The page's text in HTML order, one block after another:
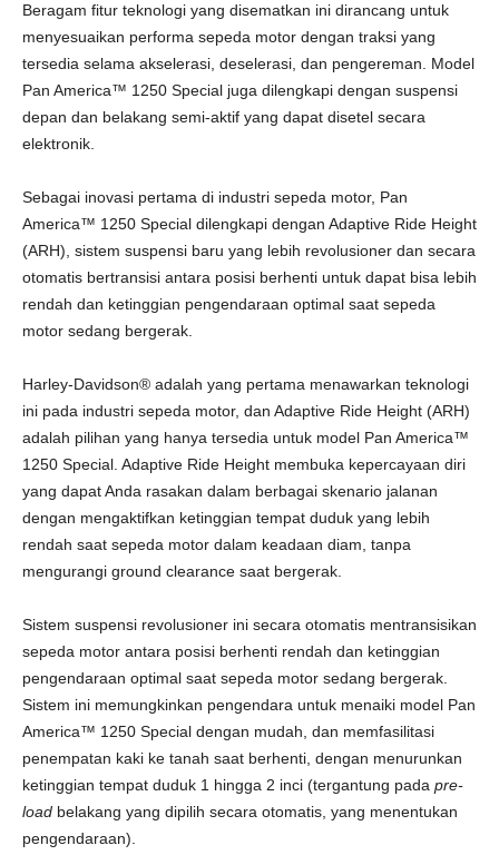
Beragam fitur teknologi yang disematkan ini dirancang untuk
menyesuaikan performa sepeda motor dengan traksi yang
tersedia selama akselerasi, deselerasi, dan pengereman. Model
Pan America™ 1250 Special juga dilengkapi dengan suspensi
depan dan belakang semi-aktif yang dapat disetel secara
elektronik.
Sebagai inovasi pertama di industri sepeda motor, Pan
America™ 1250 Special dilengkapi dengan Adaptive Ride Height
(ARH), sistem suspensi baru yang lebih revolusioner dan secara
otomatis bertransisi antara posisi berhenti untuk dapat bisa lebih
rendah dan ketinggian pengendaraan optimal saat sepeda
motor sedang bergerak.
Harley-Davidson® adalah yang pertama menawarkan teknologi
ini pada industri sepeda motor, dan Adaptive Ride Height (ARH)
adalah pilihan yang hanya tersedia untuk model Pan America™
1250 Special. Adaptive Ride Height membuka kepercayaan diri
yang dapat Anda rasakan dalam berbagai skenario jalanan
dengan mengaktifkan ketinggian tempat duduk yang lebih
rendah saat sepeda motor dalam keadaan diam, tanpa
mengurangi ground clearance saat bergerak.
Sistem suspensi revolusioner ini secara otomatis mentransisikan
sepeda motor antara posisi berhenti rendah dan ketinggian
pengendaraan optimal saat sepeda motor sedang bergerak.
Sistem ini memungkinkan pengendara untuk menaiki model Pan
America™ 1250 Special dengan mudah, dan memfasilitasi
penempatan kaki ke tanah saat berhenti, dengan menurunkan
ketinggian tempat duduk 1 hingga 2 inci (tergantung pada pre-
load belakang yang dipilih secara otomatis, yang menentukan
pengendaraan).